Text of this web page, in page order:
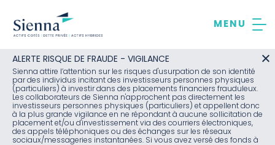
contenu
ALERTE RISQUE DE FRAUDE - VIGILANCE
Sienna attire l’attention sur les risques d'usurpation de son identité
par des individus incitant des investisseurs personnes physiques
(particuliers) à investir dans des placements financiers frauduleux.
Les collaborateurs de Sienna n'approchent pas directement les
investisseurs personnes physiques (particuliers) et appellent donc
à la plus grande vigilance en ne répondant à aucune sollicitation de
placement et/ou d'investissement via des courriers électroniques,
des appels téléphoniques ou des échanges sur les réseaux
sociaux/messageries instantanées. Si vous avez versé des fonds à